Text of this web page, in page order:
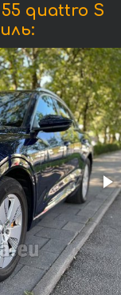
quattro S